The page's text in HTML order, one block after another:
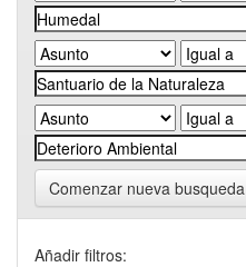
Comenzar nueva busqueda
Añadir filtros: